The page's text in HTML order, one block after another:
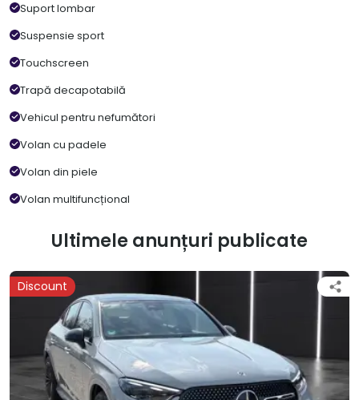
Suport lombar
Suspensie sport
Touchscreen
Trapă decapotabilă
Vehicul pentru nefumători
Volan cu padele
Volan din piele
Volan multifuncțional
Ultimele anunțuri publicate
Discount